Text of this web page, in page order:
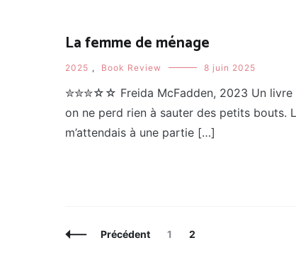
La femme de ménage
2025 , Book Review 8 juin 2025
✮✮✮☆☆ Freida McFadden, 2023 Un livre
on ne perd rien à sauter des petits bouts.
m’attendais à une partie […]
NavigationPrécédent Page
1 Page
2